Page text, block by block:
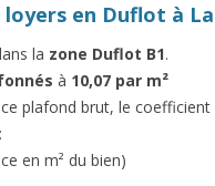
en Duflot à La
la zone Duflot B1.
à 10,07 par m²
plafond brut, le
en m² du bien)